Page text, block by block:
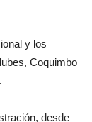
y los
Coquimbo
desde